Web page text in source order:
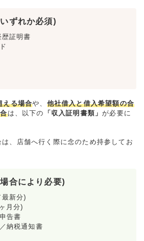
ずれか必須)
証明書
える場合や、 他社借入と借入希望額の合
は、以下の 「収入証明書類」が必要に
、店舗へ行く際に念のため持参してお
合により必要)
新分)
月分)
告書
納税通知書